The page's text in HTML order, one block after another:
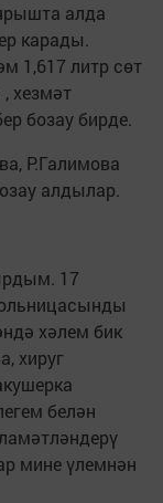
алда
карады.
1,617 литр сөт
хезмәт
бозау бирде.
Р.Галимова
алдылар.
17
хәлем бик
хируг
белән
мине үлемнән